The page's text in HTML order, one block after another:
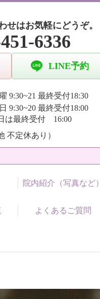
せはお気軽にどうぞ。
6336
LINE予約
9:30~21 最終受付18:30
9:30~20 最終受付18:00
は最終受付 16:00
不定休あり）
院内紹介（写真など）
よくあるご質問